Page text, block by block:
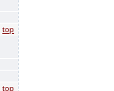
top
top